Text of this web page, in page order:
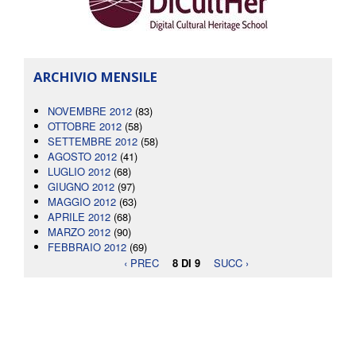
ARCHIVIO MENSILE
NOVEMBRE 2012 (83)
OTTOBRE 2012 (58)
SETTEMBRE 2012 (58)
AGOSTO 2012 (41)
LUGLIO 2012 (68)
GIUGNO 2012 (97)
MAGGIO 2012 (63)
APRILE 2012 (68)
MARZO 2012 (90)
FEBBRAIO 2012 (69)
‹ PREC
8 DI 9 SUCC ›